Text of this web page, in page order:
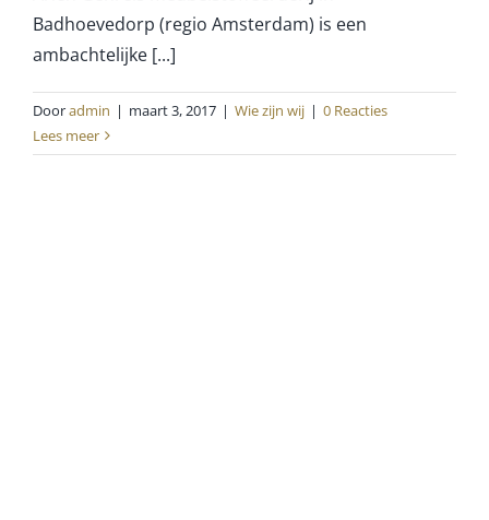
Badhoevedorp (regio Amsterdam) is een
ambachtelijke [...]
Dooradmin | maart 3, 2017 | Wie zijn wij | 0 Reacties
Lees meer